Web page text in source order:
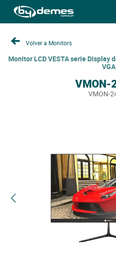
Volver a Monitors
Monitor LCD VESTA serie Display
VGA
VMON-
VMON-